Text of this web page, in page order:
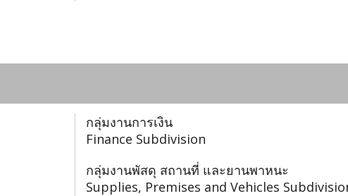
กลุ่มงานการเงิน
Finance Subdivision
กลุ่มงานพัสดุ สถานที่ และยานพาหนะ
Supplies, Premises and Vehicles